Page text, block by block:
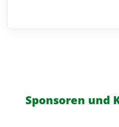
Sponsoren und